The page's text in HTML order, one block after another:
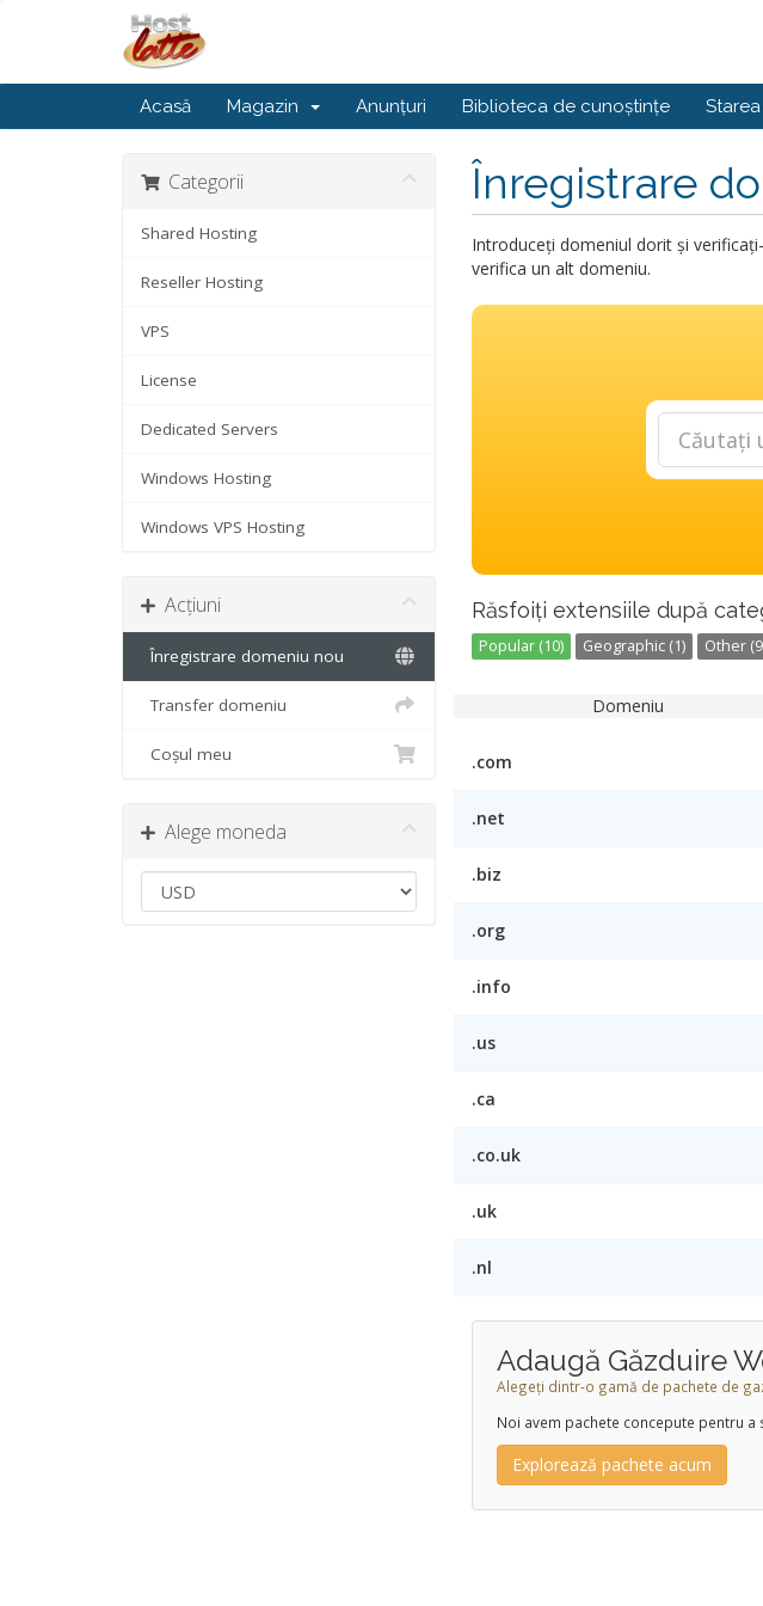
Acasă Magazin Anunțuri Biblioteca de cunoștințe
Categorii
Shared Hosting
Reseller Hosting
VPS
License
Dedicated Servers
Windows Hosting
Windows VPS Hosting
Acțiuni
Înregistrare domeniu nou
Transfer domeniu
Coșul meu
Alege moneda
Înregistrare
Introduceți domeniul dorit și
verifica un alt domeniu.
Răsfoiți extensiile după
Popular (10) Geographic (1) Other
Domeniu
.com
.net
.biz
.org
.info
.us
.ca
.co.uk
.uk
.nl
Adaugă Găzduire
Alegeți dintr-o gamă de pachete de
Noi avem pachete concepute pentru
Explorează pachete acum